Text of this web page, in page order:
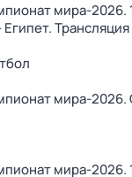
мира-2026.
Египет.
мира-2026.
мира-2026.